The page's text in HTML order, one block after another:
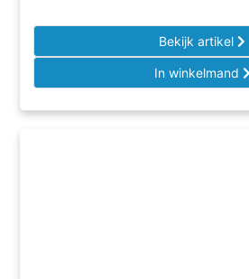
Bekijk artikel
In winkelmand